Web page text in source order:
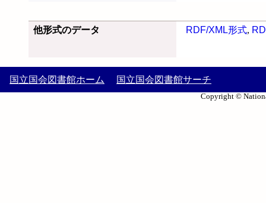
他形式のデータ RDF/XML形式,
国立国会図書館ホーム 国立国会図書館サーチ
Copyright ©